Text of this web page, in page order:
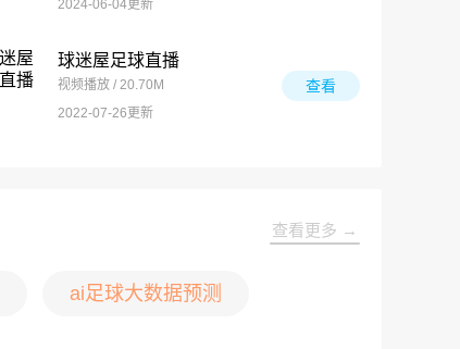
2024-06-04更新
球迷屋足球直播
视频播放 / 20.70M
2022-07-26更新
查看
查看更多 →
ai足球大数据预测